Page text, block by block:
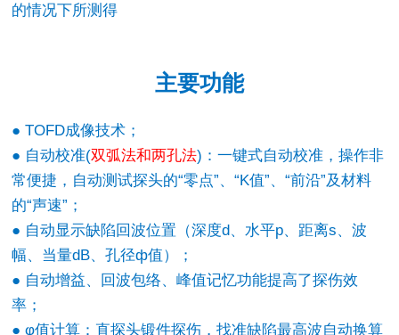
的情况下所测得
主要功能
● TOFD成像技术；
● 自动校准(双弧法和两孔法) ：一键式自动校准，操作非
常便捷，自动测试探头的“零点”、“K值”、“前沿”及材料
的“声速”；
● 自动显示缺陷回波位置（深度d、水平p、距离s、波
幅、当量dB、孔径ф值）；
● 自动增益、回波包络、峰值记忆功能提高了探伤效
率；
● φ值计算：直探头锻件探伤，找准缺陷最高波自动换算